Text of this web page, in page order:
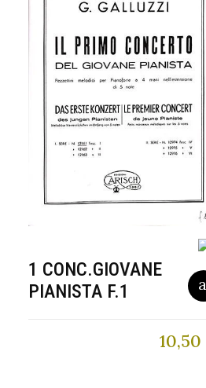
1 CONC.GIOVANE
PIANISTA F.1
10,50